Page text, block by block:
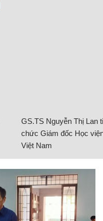
GS.TS Nguyễn Thị Lan
chức Giám đốc Học
Việt Nam